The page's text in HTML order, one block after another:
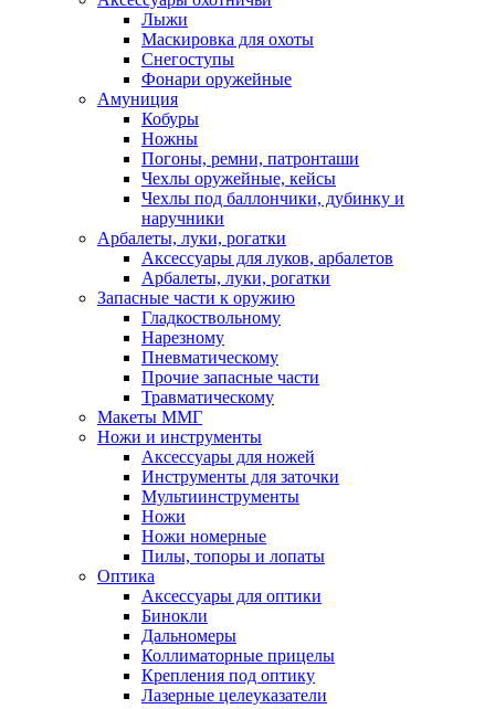
Лыжи
Маскировка для охоты
Снегоступы
Фонари оружейные
Амуниция
Кобуры
Ножны
Погоны, ремни, патронташи
Чехлы оружейные, кейсы
Чехлы под баллончики, дубинку и
наручники
Арбалеты, луки, рогатки
Аксессуары для луков, арбалетов
Арбалеты, луки, рогатки
Запасные части к оружию
Гладкоствольному
Нарезному
Пневматическому
Прочие запасные части
Травматическому
Макеты ММГ
Ножи и инструменты
Аксессуары для ножей
Инструменты для заточки
Мультиинструменты
Ножи
Ножи номерные
Пилы, топоры и лопаты
Оптика
Аксессуары для оптики
Бинокли
Дальномеры
Коллиматорные прицелы
Крепления под оптику
Лазерные целеуказатели